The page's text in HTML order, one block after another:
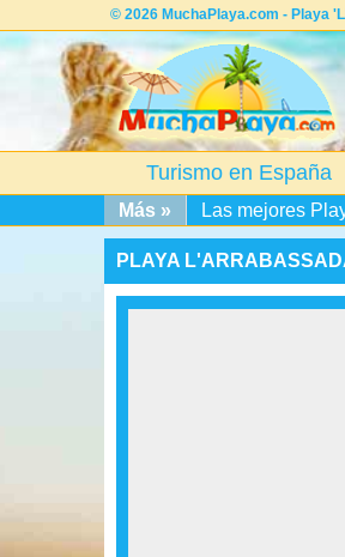
© 2026 MuchaPlaya.com - Playa
Turismo en España
Más » Las mejores
PLAYA